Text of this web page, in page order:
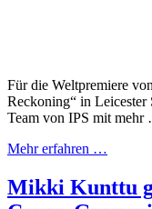
Für die Weltpremiere
Reckoning“ in Leicester
Team von IPS mit
Mehr erfahren …
Mikki Kunttu